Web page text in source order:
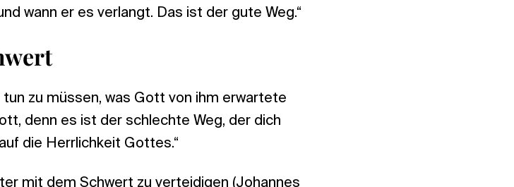
wann er es verlangt. Das ist der gute Weg.“
zu müssen, was Gott von ihm erwartete
denn es ist der schlechte Weg, der dich
die Herrlichkeit Gottes.“
mit dem Schwert zu verteidigen (Johannes